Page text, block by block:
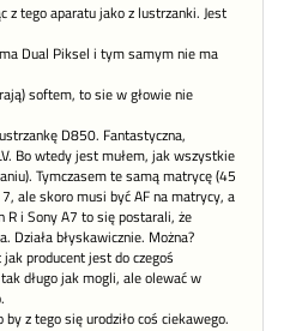
z tego aparatu jako z lustrzanki. Jest
Dual Piksel i tym samym nie ma
softem, to sie w głowie nie
D850. Fantastyczna,
Bo wtedy jest mułem, jak wszystkie
Tymczasem te samą matrycę (45
ale skoro musi być AF na matrycy, a
R i Sony A7 to się postarali, że
Działa błyskawicznie. Można?
producent jest do czegoś
długo jak mogli, ale olewać w
z tego się urodziło coś ciekawego.